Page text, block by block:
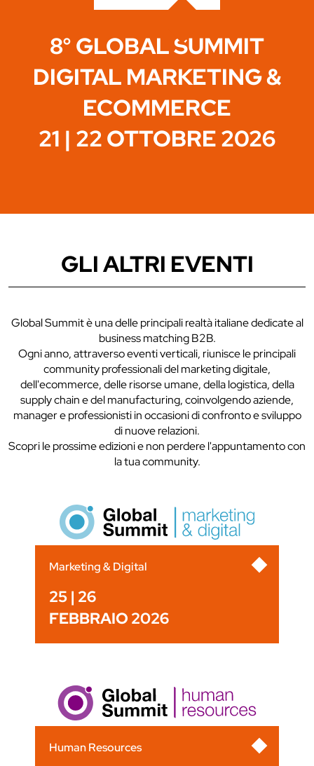
8° GLOBAL SUMMIT
DIGITAL MARKETING &
ECOMMERCE
21 | 22 OTTOBRE 2026
GLI ALTRI EVENTI
Global Summit è una delle principali realtà italiane dedicate al
business matching B2B.
Ogni anno, attraverso eventi verticali, riunisce le principali
community professionali del marketing digitale,
dell'ecommerce, delle risorse umane, della logistica, della
supply chain e del manufacturing, coinvolgendo aziende,
manager e professionisti in occasioni di confronto e sviluppo
di nuove relazioni.
Scopri le prossime edizioni e non perdere l'appuntamento con
la tua community.
Marketing & Digital
25 | 26
FEBBRAIO 2026
Human Resources